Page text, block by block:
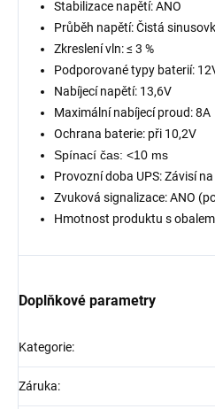
Stabilizace napětí: ANO
Průběh napětí: Čistá
Zkreslení vln: ≤ 3 %
Podporované typy baterií:
Nabíjecí napětí: 13,6V
Maximální nabíjecí proud: 8A
Ochrana baterie: při 10,2V
Spínací čas: <10 ms
Provozní doba UPS: Závisí
Zvuková signalizace: ANO
Hmotnost produktu s
Doplňkové parametry
Kategorie:
Záruka: